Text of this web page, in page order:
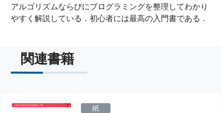
アルゴリズムならびにプログラミングを整理してわかり
やすく解説している．初心者には最高の入門書である．
関連書籍
紙